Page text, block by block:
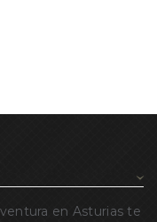
en Asturias te